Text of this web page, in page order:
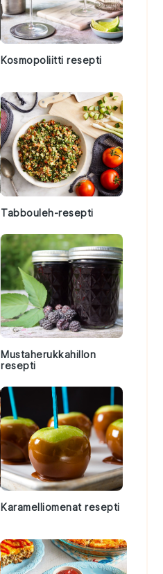
Kosmopoliitti resepti
Tabbouleh-resepti
Mustaherukkahillon
resepti
Karamelliomenat resepti